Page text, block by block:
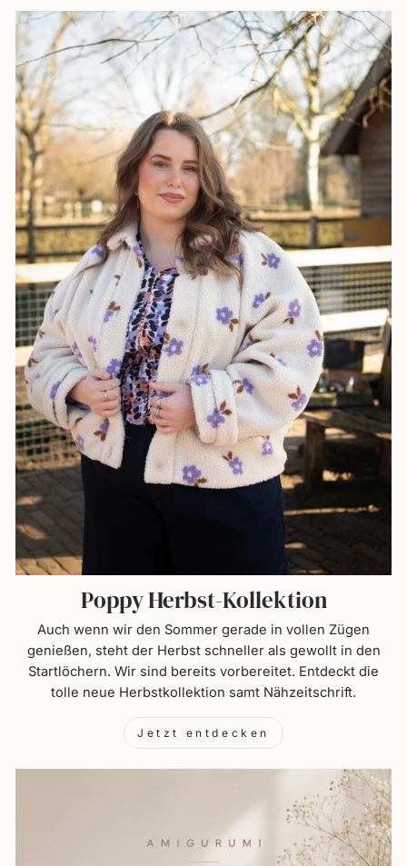
Poppy Herbst-Kollektion
Auch wenn wir den Sommer gerade in vollen Zügen
genießen, steht der Herbst schneller als gewollt in den
Startlöchern. Wir sind bereits vorbereitet. Entdeckt die
tolle neue Herbstkollektion samt Nähzeitschrift.
Jetzt entdecken